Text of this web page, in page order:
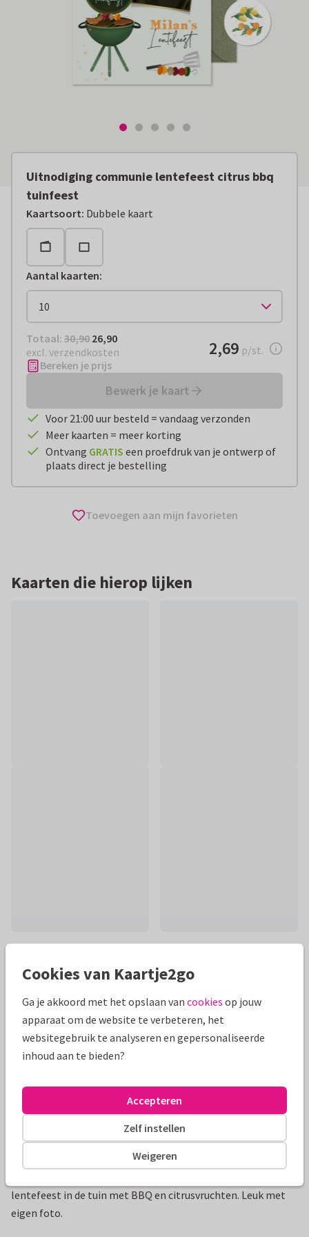
Uitnodiging communie lentefeest citrus bbq
tuinfeest
Kaartsoort: Dubbele kaart
Aantal kaarten:
Totaal: € 26,90
Totaal: 30,90 26,90
excl. verzendkosten
€ 2,69per stuk
2,69 p/st.
Bereken je prijs
Bewerk je kaart
Voor 21:00 uur besteld = vandaag verzonden
Meer kaarten = meer korting
Ontvang GRATIS een proefdruk van je ontwerp of
plaats direct je bestelling
Toevoegen aan mijn favorieten
Kaarten die hierop lijken
Mooie extra's bij je kaart
lentefeest in de tuin met BBQ en citrusvruchten. Leuk met
eigen foto.
Cookies van Kaartje2go
Ga je akkoord met het opslaan van cookies op jouw
apparaat om de website te verbeteren, het
websitegebruik te analyseren en gepersonaliseerde
inhoud aan te bieden?
Weigeren
Zelf instellen
Accepteren